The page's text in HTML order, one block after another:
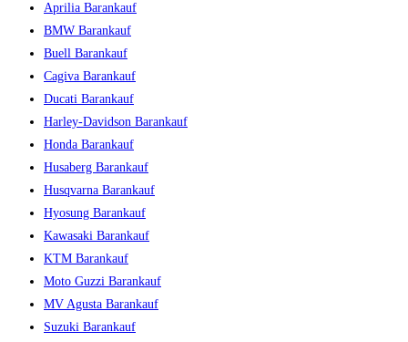
Aprilia Barankauf
BMW Barankauf
Buell Barankauf
Cagiva Barankauf
Ducati Barankauf
Harley-Davidson Barankauf
Honda Barankauf
Husaberg Barankauf
Husqvarna Barankauf
Hyosung Barankauf
Kawasaki Barankauf
KTM Barankauf
Moto Guzzi Barankauf
MV Agusta Barankauf
Suzuki Barankauf